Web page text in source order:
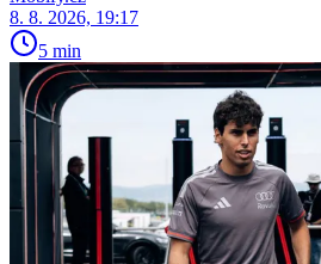
8. 8. 2026, 19:17
5 min